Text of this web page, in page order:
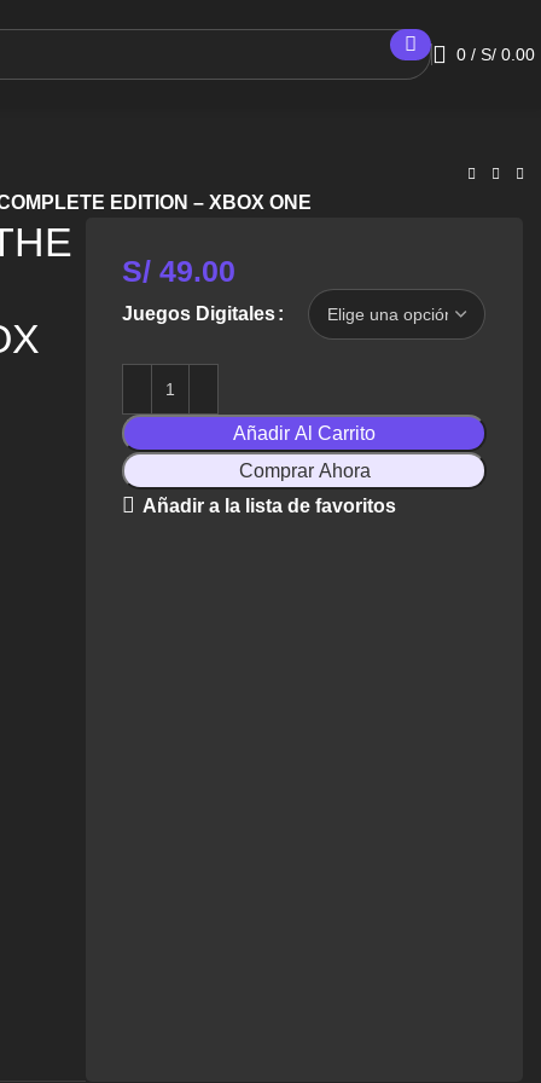
0 / S/ 0.00
EDITION – XBOX ONE
S/ 49.00
Juegos Digitales
Añadir Al Carrito
Comprar Ahora
Añadir a la lista de favoritos